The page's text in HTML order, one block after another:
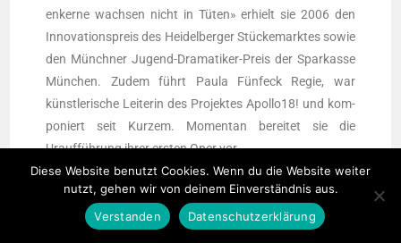
en­ker­ne wach­sen nicht in Tüten» erhielt sie 2006 den
Inno­va­ti­ons­preis des Hei­del­ber­ger Stückemarktes sowie
den Münchner Jugend-Dra­ma­ti­ker-Preis der Spar­kas­se
München. Zudem führt Pau­la Fünfeck Regie, war
künstlerische Lei­te­rin des Pro­jek­tes Apollo18! und kom­
po­niert seit Kur­zem. Momen­tan berei­tet sie die
Uraufführung ihrer ers­ten Oper vor.
Diese Website benutzt Cookies. Wenn du die Website weiter
nutzt, gehen wir von deinem Einverständnis aus.
Verstanden
Datenschutzerklärung